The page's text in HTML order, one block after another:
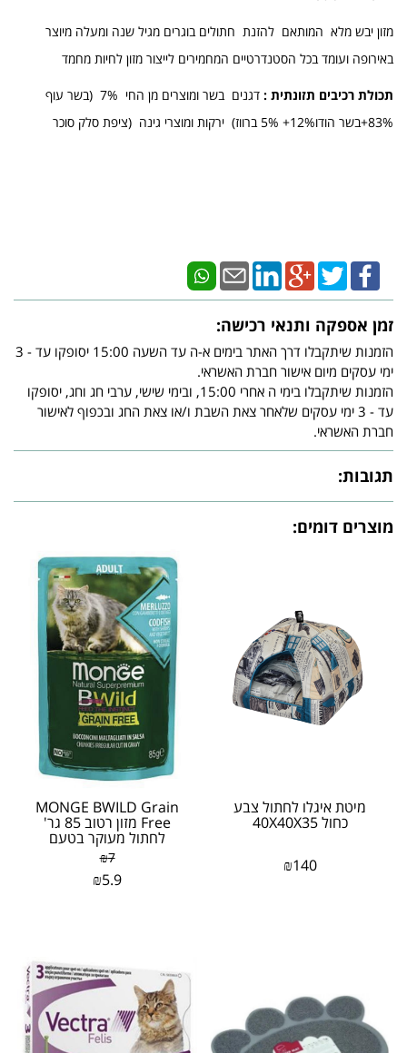
מזון יבש מלא המותאם להזנת חתולים בוגרים מגיל שנה ומעלה מיוצר
באירופה ועומד בכל הסטנדרטיים המחמירים לייצור מזון לחיות מחמד
תכולת רכיבים תזונתית :
דגנים בשר ומוצרים מן החי 7% (בשר עוף
83%+בשר הודו12%+ 5% ברווז) ירקות ומוצרי גינה (ציפת סלק סוכר
זמן אספקה ותנאי רכישה:
הזמנות שיתקבלו דרך האתר בימים א-ה עד השעה 15:00 יסופקו עד - 3
ימי עסקים מיום אישור חברת האשראי.
הזמנות שיתקבלו בימי ה אחרי 15:00, ובימי שישי, ערבי חג וחג, יסופקו
עד - 3 ימי עסקים שלאחר צאת השבת ו/או צאת החג ובכפוף לאישור
חברת האשראי.
תגובות:
מוצרים דומים:
מיטת איגלו לחתול צבע
כחול 40X40X35
₪140
MONGE BWILD Grain
Free מזון רטוב 85 גר'
לחתול מעוקר בטעם
אנשובי וירקות
₪7
₪5.9